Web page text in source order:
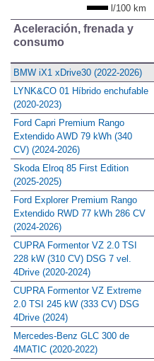
l/100 km
Aceleración, frenada y
consumo
BMW iX1 xDrive30 (2022-2026)
LYNK&CO 01 Híbrido enchufable
(2020-2023)
Ford Capri Premium Rango
Extendido AWD 79 kWh (340
CV) (2024-2026)
Skoda Elroq 85 First Edition
(2025-2025)
Ford Explorer Premium Rango
Extendido RWD 77 kWh 286 CV
(2024-2026)
CUPRA Formentor VZ 2.0 TSI
228 kW (310 CV) DSG 7 vel.
4Drive (2020-2024)
CUPRA Formentor VZ Extreme
2.0 TSI 245 kW (333 CV) DSG
4Drive (2024)
Mercedes-Benz GLC 300 de
4MATIC (2020-2022)